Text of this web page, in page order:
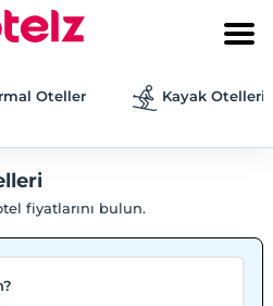
Oteller Kayak Otelleri
fiyatlarını bulun.